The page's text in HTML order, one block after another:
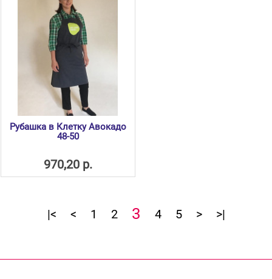
Рубашка в Клетку Авокадо
48-50
970,20 р.
|< < 1 2 3 4 5 > >|